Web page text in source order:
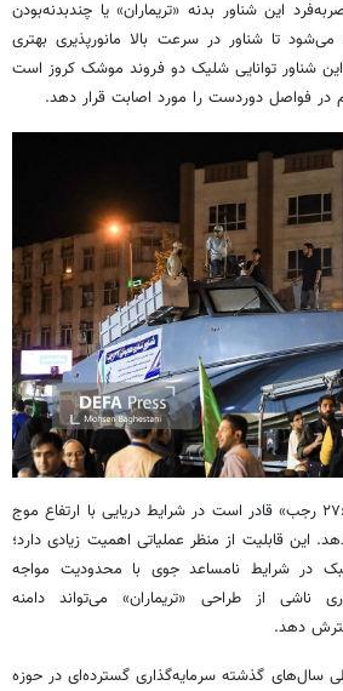
این شناور بدنه «تریماران» یا چندبدنه‌بودن
تا شناور در سرعت بالا مانورپذیری بهتری
شناور توانایی شلیک دو فروند موشک کروز است
در فواصل دوردست را مورد اصابت قرار دهد.
علاوه بر این، اعلام شده که «۲۷ رجب» قادر است در شرایط دریایی با ارتفاع موج
این قابلیت از منظر عملیاتی اهمیت زیادی دارد؛
در شرایط نامساعد جوی با محدودیت مواجه
ناشی از طراحی «تریماران» می‌تواند دامنه
دهد.
طی سال‌های گذشته سرمایه‌گذاری گسترده‌ای در حوزه